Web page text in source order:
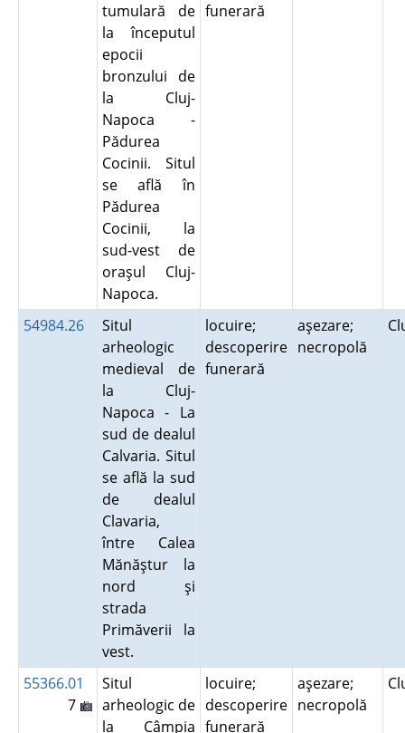
tumulară de
la începutul
epocii
bronzului de
la Cluj-
Napoca -
Pădurea
Cocinii. Situl
se află în
Pădurea
Cocinii, la
sud-vest de
oraşul Cluj-
Napoca.
funerară
54984.26
Situl
arheologic
medieval de
la Cluj-
Napoca - La
sud de dealul
Calvaria. Situl
se află la sud
de dealul
Clavaria,
între Calea
Mănăştur la
nord şi
strada
Primăverii la
vest.
locuire;
descoperire
funerară
aşezare;
necropolă
55366.01
7
Situl
arheologic de
la Câmpia
locuire;
descoperire
funerară
aşezare;
necropolă